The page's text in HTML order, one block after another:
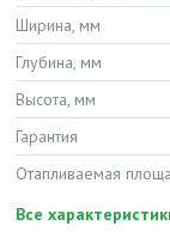
Ширина, мм
Глубина, мм
Высота, мм
Гарантия
Отапливаемая
Все